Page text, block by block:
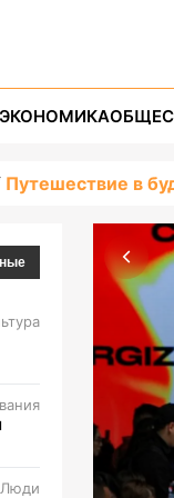
ЭКОНОМИКА
Путешествие в
Люди